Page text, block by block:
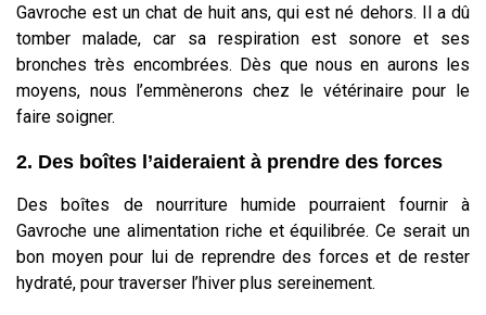
Gavroche est un chat de huit ans, qui est né dehors. Il a dû
tomber malade, car sa respiration est sonore et ses
bronches très encombrées. Dès que nous en aurons les
moyens, nous l’emmènerons chez le vétérinaire pour le
faire soigner.
2. Des boîtes l’aideraient à prendre des forces
Des boîtes de nourriture humide pourraient fournir à
Gavroche une alimentation riche et équilibrée. Ce serait un
bon moyen pour lui de reprendre des forces et de rester
hydraté, pour traverser l’hiver plus sereinement.